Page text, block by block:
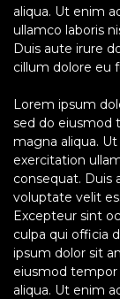
aliqua. Ut enim
ullamco laboris
Duis aute irure
cillum dolore eu
Lorem ipsum
sed do eiusmod
magna aliqua.
exercitation
consequat. Duis
voluptate velit
Excepteur sint
culpa qui officia
ipsum dolor sit
eiusmod
aliqua. Ut enim